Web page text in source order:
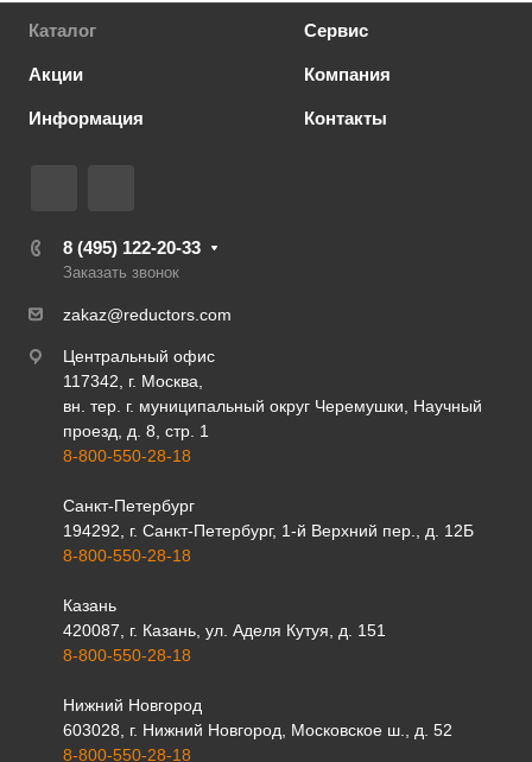
Каталог Сервис
Акции Компания
Информация Контакты
8 (495) 122-20-33
Заказать звонок
zakaz@reductors.com
Центральный офис
117342, г. Москва,
вн. тер. г. муниципальный округ Черемушки, Научный
проезд, д. 8, стр. 1
8-800-550-28-18
Санкт-Петербург
194292, г. Санкт-Петербург, 1-й Верхний пер., д. 12Б
8-800-550-28-18
Казань
420087, г. Казань, ул. Аделя Кутуя, д. 151
8-800-550-28-18
Нижний Новгород
603028, г. Нижний Новгород, Московское ш., д. 52
8-800-550-28-18